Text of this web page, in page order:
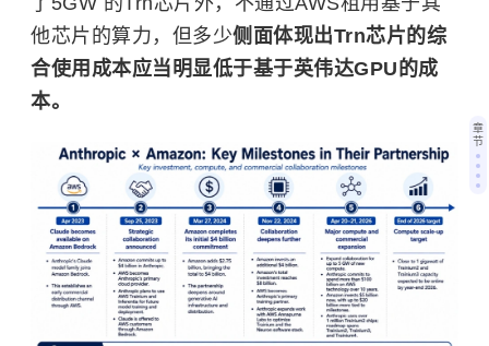
他芯片的算力，但多少侧面体现出Trn芯片的综
合使用成本应当明显低于基于英伟达GPU的成
本。
章
节